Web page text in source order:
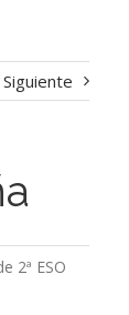
Siguiente
2ª ESO